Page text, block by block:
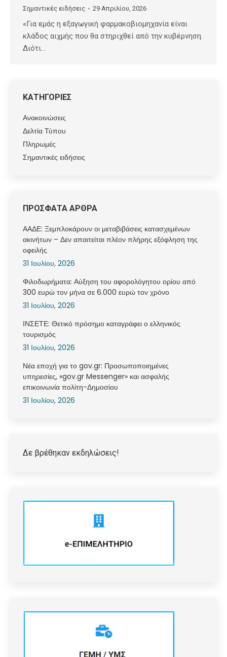
Σημαντικές ειδήσεις 29 Απριλίου, 2026
«Για εμάς η εξαγωγική φαρμακοβιομηχανία είναι
κλάδος αιχμής που θα στηριχθεί από την κυβέρνηση.
Διότι…
ΚΑΤΗΓΟΡΙΕΣ
Ανακοινώσεις
Δελτία Τύπου
Πληρωμές
Σημαντικές ειδήσεις
ΠΡΟΣΦΑΤΑ ΑΡΘΡΑ
ΑΑΔΕ: Ξεμπλοκάρουν οι μεταβιβάσεις κατασχεμένων
ακινήτων – Δεν απαιτείται πλέον πλήρης εξόφληση της
οφειλής
31 Ιουλίου, 2026
Φιλοδωρήματα: Αύξηση του αφορολόγητου ορίου από
300 ευρώ τον μήνα σε 6.000 ευρώ τον χρόνο
31 Ιουλίου, 2026
ΙΝΣΕΤΕ: Θετικό πρόσημο καταγράφει ο ελληνικός
τουρισμός
31 Ιουλίου, 2026
Νέα εποχή για το gov.gr: Προσωποποιημένες
υπηρεσίες, «gov.gr Messenger» και ασφαλής
επικοινωνία πολίτη-Δημοσίου
31 Ιουλίου, 2026
Δε βρέθηκαν εκδηλώσεις!